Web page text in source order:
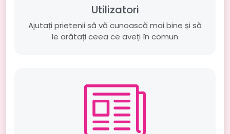
Utilizatori
Ajutați prietenii să vă cunoască mai bine și să
le arătați ceea ce aveți în comun